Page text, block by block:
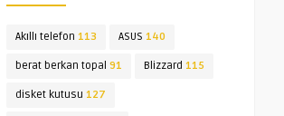
Akıllı telefon 113 ASUS 140
berat berkan topal 91 Blizzard 115
disket kutusu 127